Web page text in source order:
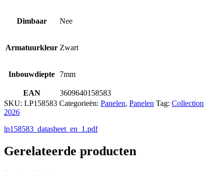
Dimbaar Nee
Armatuurkleur Zwart
Inbouwdiepte 7mm
EAN
3609640158583
SKU: LP158583 Categorieën: Panelen, Panelen Tag: Collection
2026
lp158583_datasheet_en_1.pdf
Gerelateerde producten